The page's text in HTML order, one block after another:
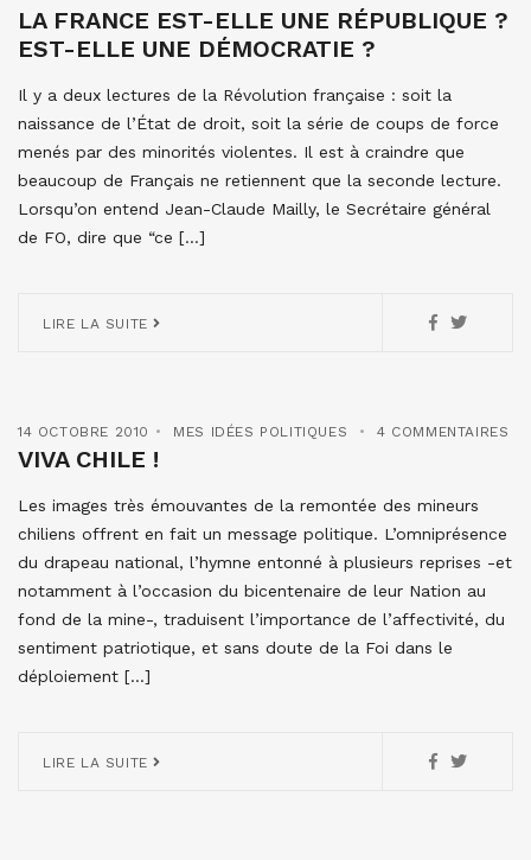
LA FRANCE EST-ELLE UNE RÉPUBLIQUE ?
EST-ELLE UNE DÉMOCRATIE ?
Il y a deux lectures de la Révolution française : soit la
naissance de l’État de droit, soit la série de coups de force
menés par des minorités violentes. Il est à craindre que
beaucoup de Français ne retiennent que la seconde lecture.
Lorsqu’on entend Jean-Claude Mailly, le Secrétaire général
de FO, dire que “ce […]
LIRE LA SUITE
14 OCTOBRE 2010 MES IDÉES POLITIQUES 4 COMMENTAIRES
VIVA CHILE !
Les images très émouvantes de la remontée des mineurs
chiliens offrent en fait un message politique. L’omniprésence
du drapeau national, l’hymne entonné à plusieurs reprises -et
notamment à l’occasion du bicentenaire de leur Nation au
fond de la mine-, traduisent l’importance de l’affectivité, du
sentiment patriotique, et sans doute de la Foi dans le
déploiement […]
LIRE LA SUITE